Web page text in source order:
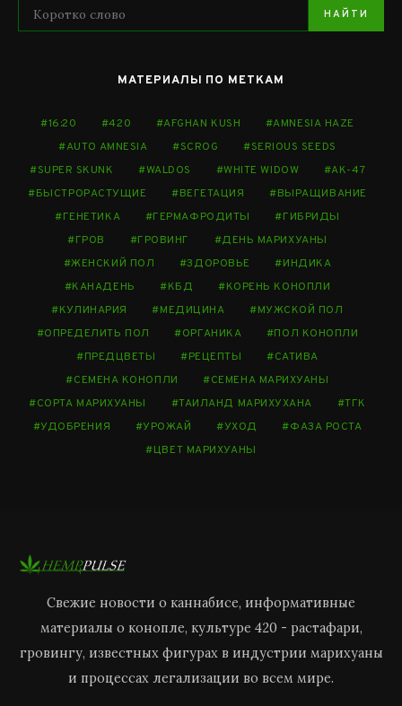
НАЙТИ
МАТЕРИАЛЫ ПО МЕТКАМ
16:20 420 AFGHAN KUSH
AMNESIA HAZE
AUTO AMNESIA
SCROG
SERIOUS SEEDS
SUPER SKUNK
WALDOS WHITE WIDOW
АК-47
БЫСТРОРАСТУЩИЕ
ВЕГЕТАЦИЯ
ВЫРАЩИВАНИЕ
ГЕНЕТИКА
ГЕРМАФРОДИТЫ
ГИБРИДЫ
ГРОВ
ГРОВИНГ
ДЕНЬ МАРИХУАНЫ
ЖЕНСКИЙ ПОЛ
ЗДОРОВЬЕ
ИНДИКА
КАНАДЕНЬ
КБД
КОРЕНЬ КОНОПЛИ
КУЛИНАРИЯ
МЕДИЦИНА
МУЖСКОЙ ПОЛ
ОПРЕДЕЛИТЬ ПОЛ
ОРГАНИКА
ПОЛ КОНОПЛИ
ПРЕДЦВЕТЫ
РЕЦЕПТЫ
САТИВА
СЕМЕНА КОНОПЛИ
СЕМЕНА МАРИХУАНЫ
СОРТА МАРИХУАНЫ
ТАИЛАНД МАРИХУХАНА
ТГК
УДОБРЕНИЯ
УРОЖАЙ УХОД
ФАЗА РОСТА
ЦВЕТ МАРИХУАНЫ
Свежие новости о каннабисе, информативные
материалы о конопле, культуре 420 - растафари,
гровингу, известных фигурах в индустрии марихуаны
и процессах легализации во всем мире.